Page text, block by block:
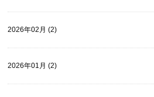
2026年02月 (2)
2026年01月 (2)